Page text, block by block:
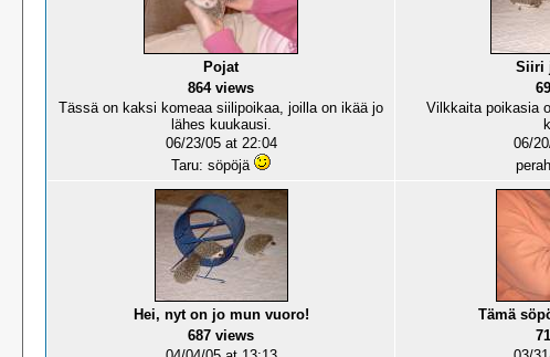
Pojat
864 views
Tässä on kaksi komeaa siilipoikaa, joilla on ikää jo
lähes kuukausi.
06/23/05 at 22:04
Taru: söpöjä
Siiri
Vilkkaita poikasia
06/
Hei, nyt on jo mun vuoro!
687 views
Tämä